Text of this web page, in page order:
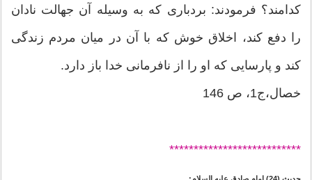
كدامند؟ فرمودند: بردبارى كه به وسيله آن جهالت نادان
را دفع كند، اخلاق خوش كه با آن در ميان مردم زندگى
كند و پارسايى كه او را از نافرمانى خدا باز دارد.
خصال،ج1، ص 146
********************
*******